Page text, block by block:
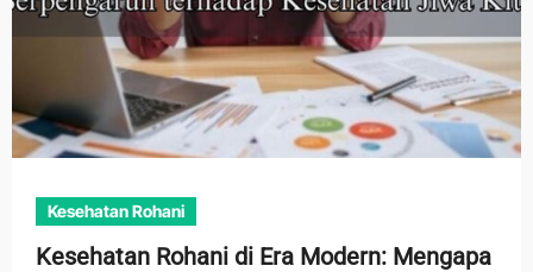
Kesehatan Rohani
Kesehatan Rohani di Era Modern: Mengapa